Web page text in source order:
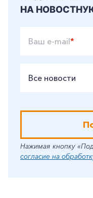
НА
Ваш e-mail*
Все новости
Нажимая кнопку
согласие на